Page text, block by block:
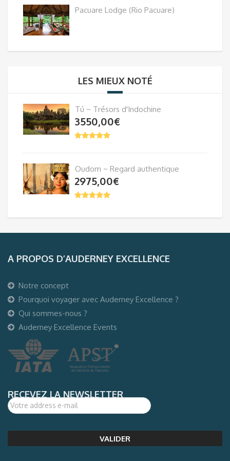
Pacuare Lodge (Rio Pacuare)
LES MIEUX NOTÉ
Tú ~ Trésors d'Indochine
3550,00€
Oudom ~ Regard authentique
2975,00€
A PROPOS D’AUDERNEY EXCELLENCE
Notre concept
Pourquoi voyager avec Auderney Excellence ?
Qui sommes-nous ?
Auderney Excellence Events
RECEVEZ LA NEWSLETTER